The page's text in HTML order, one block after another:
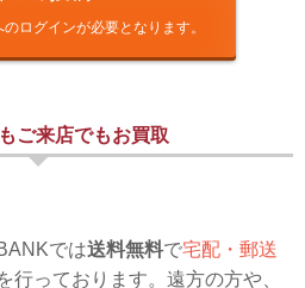
ログインが必要となります。
ご来店でもお買取
では送料無料で宅配・郵送
行っております。遠方の方や、